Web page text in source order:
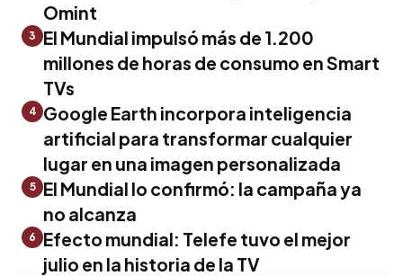
Omint
3
El Mundial impulsó más de 1.200
millones de horas de consumo en Smart
TVs
4 Google Earth incorpora inteligencia
artificial para transformar cualquier
lugar en una imagen personalizada
5
El Mundial lo confirmó: la campaña ya
no alcanza
6
Efecto mundial: Telefe tuvo el mejor
julio en la historia de la TV